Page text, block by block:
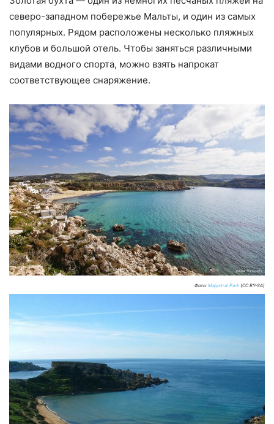
северо-западном побережье Мальты, и один из самых
популярных. Рядом расположены несколько пляжных
клубов и большой отель. Чтобы заняться различными
видами водного спорта, можно взять напрокат
соответствующее снаряжение.
Фото: Majjistral Park (CC BY-SA)